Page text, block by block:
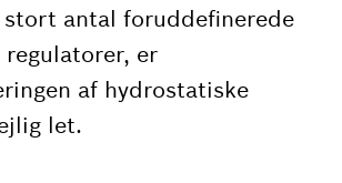
antal foruddefinerede
er
af hydrostatiske
let.